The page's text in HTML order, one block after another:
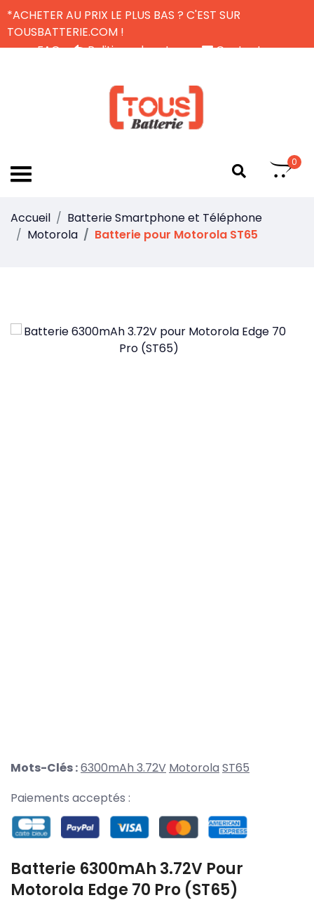
*ACHETER AU PRIX LE PLUS BAS ? C'EST SUR
TOUSBATTERIE.COM !
FAQ
Politique de retour
Contactez-nous
0
Accueil
Batterie Smartphone et Téléphone
Motorola
Batterie pour Motorola ST65
Mots-Clés :6300mAh 3.72V Motorola ST65
Paiements acceptés :
Batterie 6300mAh 3.72V Pour
Motorola Edge 70 Pro (ST65)